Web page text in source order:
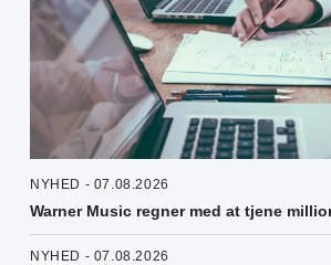
NYHED - 07.08.2026
Warner Music regner med at tjene
NYHED - 07.08.2026